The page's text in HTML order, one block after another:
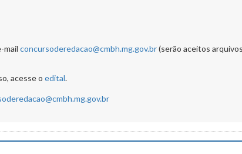
mail concursoderedacao@cmbh.mg.gov.br(serão aceitos
acesse o edital.